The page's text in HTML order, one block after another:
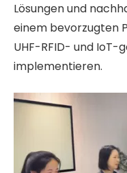
Lösungen und
einem bevorzugten
UHF-RFID- und
implementieren.